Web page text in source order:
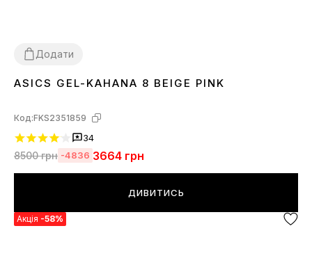
Додати
36 373839404143
ASICS GEL-KAHANA 8 BEIGE PINK
Код:FKS2351859
34
8500грн -4836 3664 грн
ДИВИТИСЬ
Акція -58%